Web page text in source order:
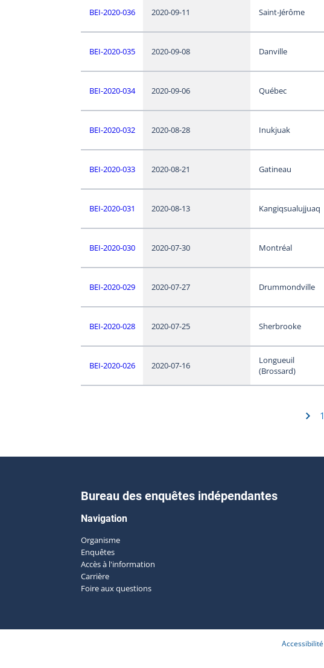
BEI-2020-036 2020-09-11 Saint-Jérôme
BEI-2020-035 2020-09-08 Danville
BEI-2020-034 2020-09-06 Québec
BEI-2020-032 2020-08-28 Inukjuak
BEI-2020-033 2020-08-21 Gatineau
BEI-2020-031 2020-08-13 Kangiqsualujjuaq
BEI-2020-030 2020-07-30 Montréal
BEI-2020-029 2020-07-27 Drummondville
BEI-2020-028 2020-07-25 Sherbrooke
BEI-2020-026 2020-07-16
Longueuil
(Brossard)
1
Bureau des enquêtes indépendantes
Navigation
Organisme
Enquêtes
Accès à l'information
Carrière
Foire aux questions
Accessibilité